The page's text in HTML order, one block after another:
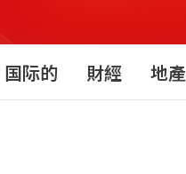
国际的 財經 地產